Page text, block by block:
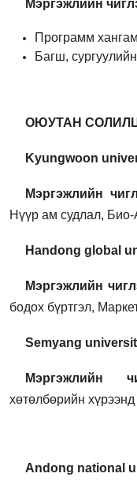
Мэргэжлийн
Программ
Багш,
ОЮУТАН
Kyungwoon
Мэргэжлийн
Нүүр ам судлал, Био-
Handong global
Мэргэжлийн
бодох бүртгэл,
Semyang
Мэргэжлийн
хөтөлбөрийн хүрээнд
Andong national